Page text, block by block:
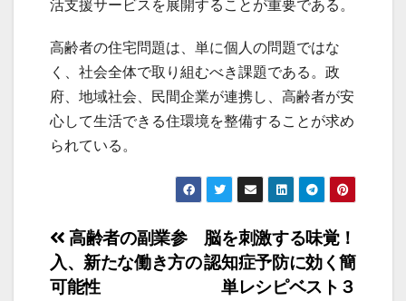
活支援サービスを展開することが重要である。
高齢者の住宅問題は、単に個人の問題ではな
く、社会全体で取り組むべき課題である。政
府、地域社会、民間企業が連携し、高齢者が安
心して生活できる住環境を整備することが求め
られている。
投
稿
脳を刺激する味覚！
認知症予防に効く簡
単レシピベスト３
高齢者の副業参
入、新たな働き方の
可能性